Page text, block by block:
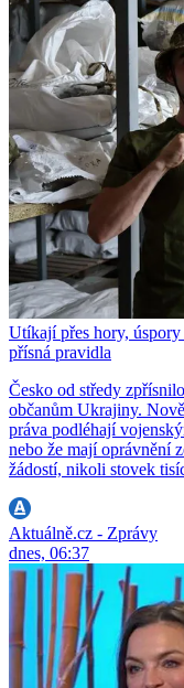
Utíkají přes hory,
přísná pravidla
Česko od středy
občanům Ukrajiny.
práva podléhají
nebo že mají oprávnění
žádostí, nikoli stovek
Aktuálně.cz - Zprávy
dnes, 06:37